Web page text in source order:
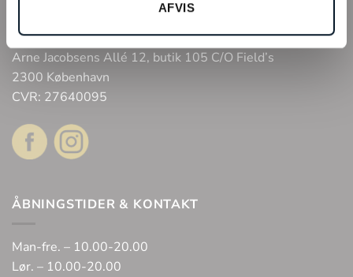
AFVIS
Bonell’s Smykker & Ure Fields
Arne Jacobsens Allé 12, butik 105 C/O Field’s
2300 København
CVR: 27640095
ÅBNINGSTIDER & KONTAKT
Man-fre. – 10.00-20.00
Lør. – 10.00-20.00